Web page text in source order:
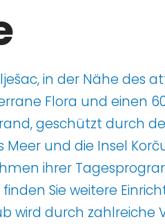
in der Nähe des
Flora und einen
geschützt durch
und die Insel
ihrer
Sie weitere
wird durch